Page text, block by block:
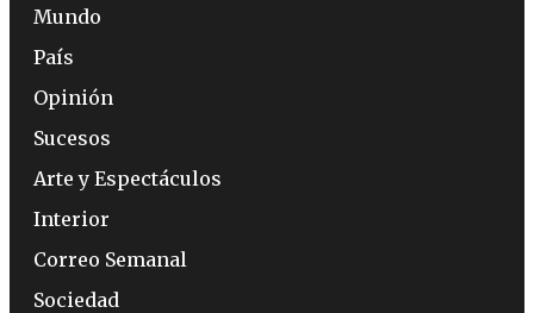
Mundo
País
Opinión
Sucesos
Arte y Espectáculos
Interior
Correo Semanal
Sociedad